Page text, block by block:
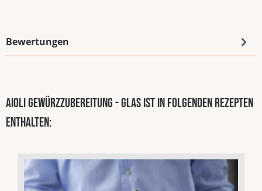
Bewertungen
Aioli Gewürzzubereitung - Glas ist in folgenden Rezepten
enthalten: